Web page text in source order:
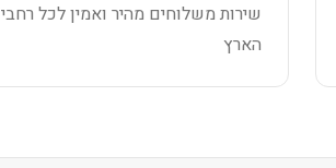
שירות משלוחים מהיר ואמין לכל רחבי
הארץ